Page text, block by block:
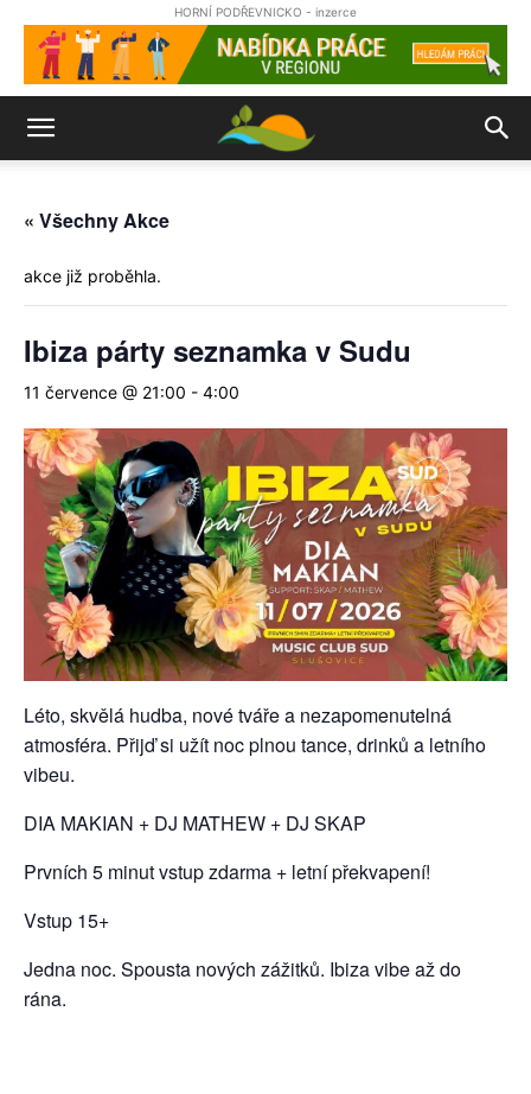
HORNÍ PODŘEVNICKO - inzerce
« Všechny Akce
akce již proběhla.
Ibiza párty seznamka v Sudu
11 července @ 21:00 - 4:00
Léto, skvělá hudba, nové tváře a nezapomenutelná
atmosféra. Přijď si užít noc plnou tance, drinků a letního
vibeu.
DIA MAKIAN + DJ MATHEW + DJ SKAP
Prvních 5 minut vstup zdarma + letní překvapení!
Vstup 15+
Jedna noc. Spousta nových zážitků. Ibiza vibe až do
rána.